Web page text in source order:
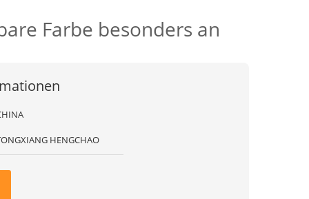
Farbe besonders an
HENGCHAO